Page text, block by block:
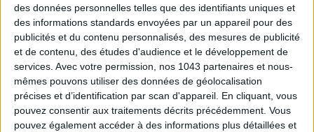
des données personnelles telles que des identifiants uniques et
des informations standards envoyées par un appareil pour des
publicités et du contenu personnalisés, des mesures de publicité
et de contenu, des études d'audience et le développement de
services. Avec votre permission, nos 1043 partenaires et nous-
mêmes pouvons utiliser des données de géolocalisation
précises et d’identification par scan d'appareil. En cliquant, vous
pouvez consentir aux traitements décrits précédemment. Vous
pouvez également accéder à des informations plus détaillées et